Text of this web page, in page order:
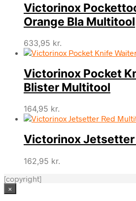
Victorinox
Orange Bla Multitool
633,95 kr.
Victorinox Pocket
Blister Multitool
164,95 kr.
Victorinox Jetsetter
162,95 kr.
[copyright]
×